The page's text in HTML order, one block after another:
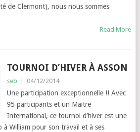
de Clermont), nous nous sommes
Read More
TOURNOI D’HIVER À ASSON
seb 04/12/2014
Une participation exceptionnelle !! Avec
95 participants et un Maitre
International, ce tournoi d’hiver est une
à William pour son travail et à ses